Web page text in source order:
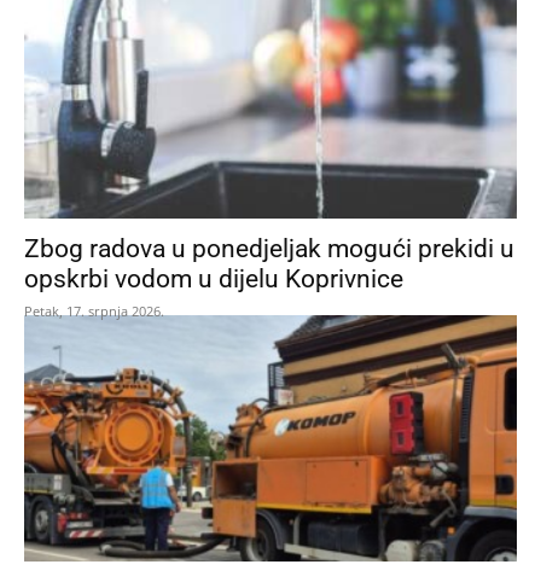
Zbog radova u ponedjeljak mogući prekidi u
opskrbi vodom u dijelu Koprivnice
Petak, 17. srpnja 2026.